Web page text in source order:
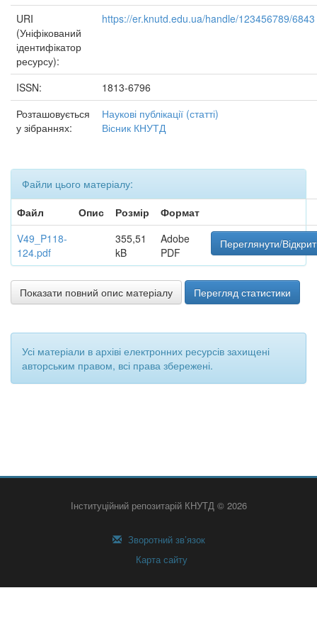
URI
(Уніфікований
ідентифікатор
ресурсу):
https://er.knutd.edu.ua/handle/123456789/6843
ISSN:
1813-6796
Розташовується
у зібраннях:
Наукові публікації (статті)
Вісник КНУТД
Файли цього матеріалу:
Файл
Опис Розмір
Формат
V49_P118-
124.pdf
355,51
kB
Adobe
PDF
Переглянути/
Показати повний опис матеріалу Перегляд статистики
Усі матеріали в архіві електронних ресурсів захищені
авторським правом, всі права збережені.
Інституційний репозитарій КНУТД © 2026
Зворотний зв’язок
Карта сайту